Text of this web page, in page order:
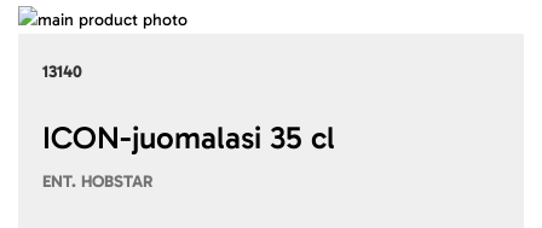
13140
ICON-juomalasi 35 cl
ENT. HOBSTAR
Skip
images
beginning